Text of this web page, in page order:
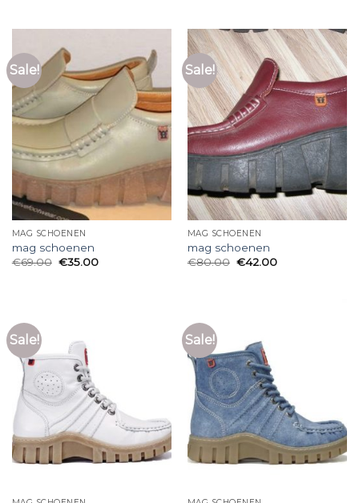
Sale!
MAG SCHOENEN
mag schoenen
€69.00 €35.00
Sale!
MAG SCHOENEN
mag schoenen
€80.00 €42.00
Sale! Sale!